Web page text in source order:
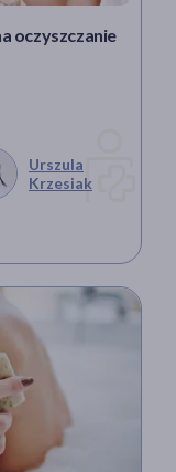
oczyszczanie
Urszula
Krzesiak